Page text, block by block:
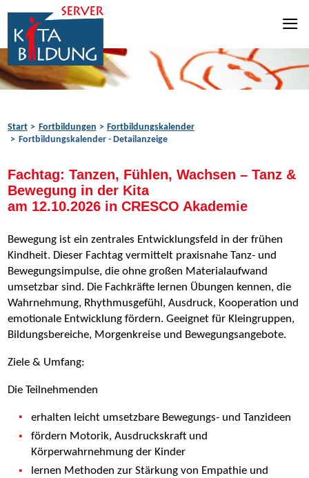
Zum Inhalt springen
Zur Navigation springen
Zum Fußbereich springen
Start Fortbildungen
Fortbildungskalender
Fortbildungskalender - Detailanzeige
Fachtag: Tanzen, Fühlen, Wachsen – Tanz &
Bewegung in der Kita
am 12.10.2026 in CRESCO Akademie
Bewegung ist ein zentrales Entwicklungsfeld in der frühen
Kindheit. Dieser Fachtag vermittelt praxisnahe Tanz- und
Bewegungsimpulse, die ohne großen Materialaufwand
umsetzbar sind. Die Fachkräfte lernen Übungen kennen, die
Wahrnehmung, Rhythmusgefühl, Ausdruck, Kooperation und
emotionale Entwicklung fördern. Geeignet für Kleingruppen,
Bildungsbereiche, Morgenkreise und Bewegungsangebote.
Ziele & Umfang:
Die Teilnehmenden
erhalten leicht umsetzbare Bewegungs- und Tanzideen
fördern Motorik, Ausdruckskraft und
Körperwahrnehmung der Kinder
lernen Methoden zur Stärkung von Empathie und